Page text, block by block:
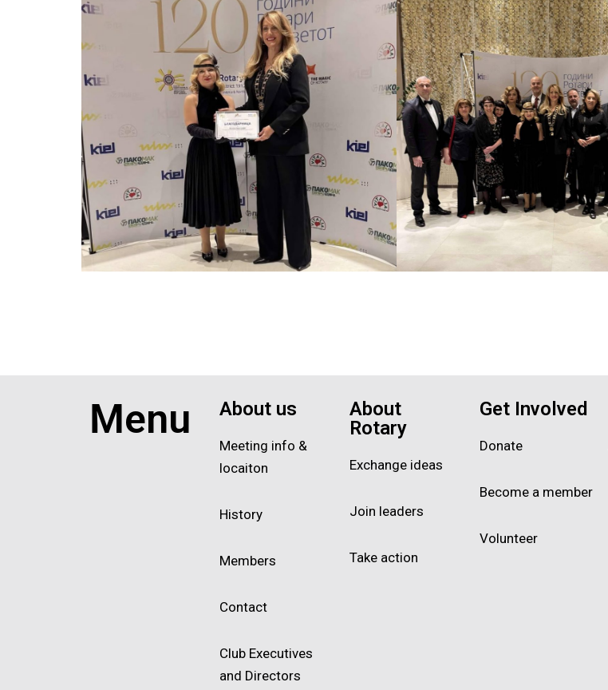
Menu About us
Meeting info &
locaiton
History
Members
Contact
Club Executives
and Directors
About
Rotary
Exchange ideas
Join leaders
Take action
Get Involved
Donate
Become a member
Volunteer